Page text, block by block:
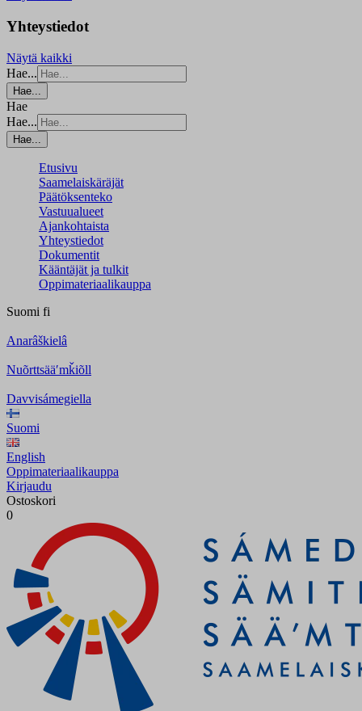
Yhteystiedot
Näytä kaikki
Hae...
Hae...
Hae
Hae...
Hae...
Etusivu
Saamelaiskäräjät
Päätöksenteko
Vastuualueet
Ajankohtaista
Yhteystiedot
Dokumentit
Kääntäjät ja tulkit
Oppimateriaalikauppa
Suomi fi
Anarâškielâ
Nuõrttsääʹmǩiõll
Davvisámegiella
Suomi
English
Oppimateriaalikauppa
Kirjaudu
Ostoskori
0